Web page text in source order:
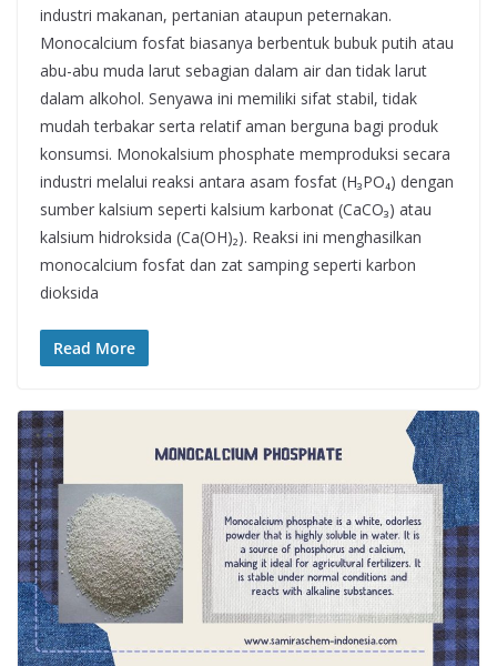
industri makanan, pertanian ataupun peternakan.
Monocalcium fosfat biasanya berbentuk bubuk putih atau
abu-abu muda larut sebagian dalam air dan tidak larut
dalam alkohol. Senyawa ini memiliki sifat stabil, tidak
mudah terbakar serta relatif aman berguna bagi produk
konsumsi. Monokalsium phosphate memproduksi secara
industri melalui reaksi antara asam fosfat (H₃PO₄) dengan
sumber kalsium seperti kalsium karbonat (CaCO₃) atau
kalsium hidroksida (Ca(OH)₂). Reaksi ini menghasilkan
monocalcium fosfat dan zat samping seperti karbon
dioksida
Read More